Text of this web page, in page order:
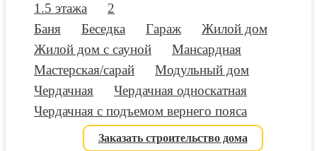
1.5 этажа
2
Баня
Беседка Гараж
Жилой дом
Жилой дом с сауной
Мансардная
Мастерская/сарай
Модульный дом
Чердачная
Чердачная односкатная
Чердачная с подъемом вернего пояса
Заказать строительство дома